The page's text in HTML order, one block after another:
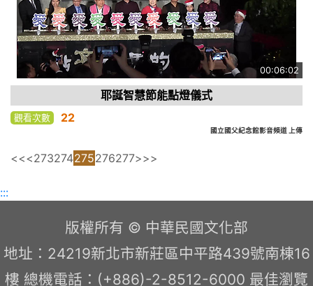
00:06:02
耶誕智慧節能點燈儀式
觀看次數 22
國立國父紀念館影音頻道 上傳
<<<273274275276277>>>
:::
版權所有 © 中華民國文化部
地址：24219新北市新莊區中平路439號南棟16
樓 總機電話：(+886)-2-8512-6000 最佳瀏覽